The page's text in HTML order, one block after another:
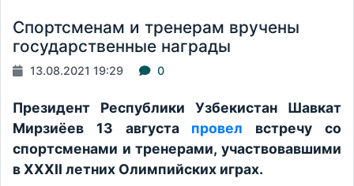
Спортсменам и тренерам вручены
государственные награды
13.08.2021 19:29 0
Президент Республики Узбекистан Шавкат
Мирзиёев 13 августа провел встречу со
спортсменами и тренерами, участвовавшими
в XXXII летних Олимпийских играх.